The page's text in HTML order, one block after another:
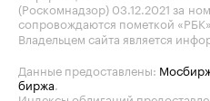
(Роскомнадзор) 03.12.2021 за
сопровождаются пометкой «РБК».
Владельцем сайта является
Данные предоставлены:
биржа